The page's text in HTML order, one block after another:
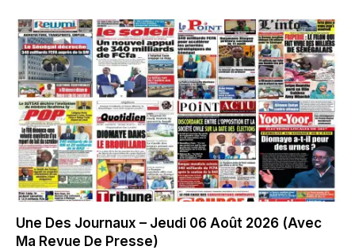
Une Des Journaux – Jeudi 06 Août 2026 (Avec
Ma Revue De Presse)